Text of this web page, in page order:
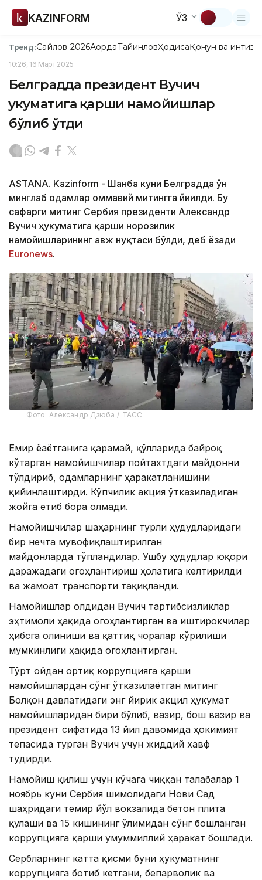
KAZINFORM ЎЗ
Тренд:Сайлов-2026АқордаТайинловҲодисаҚонун ва
10:26, 16 Март 2025
Белградда президент Вучич
ҳукуматига қарши намойишлар
бўлиб ўтди
ASTANA. Kazinform - Шанба куни Белградда ўн
минглаб одамлар оммавий митингга йиғилди. Бу
сафарги митинг Сербия президенти Александр
Вучич ҳукуматига қарши норозилик
намойишларининг авж нуқтаси бўлди, деб ёзади
Euronews.
Фото: Александр Дзюба / ТАСС
Ёмғир ёғаётганига қарамай, қўлларида байроқ
кўтарган намойишчилар пойтахтдаги майдонни
тўлдириб, одамларнинг ҳаракатланишини
қийинлаштирди. Кўпчилик акция ўтказиладиган
жойга етиб бора олмади.
Намойишчилар шаҳарнинг турли ҳудудларидаги
бир нечта мувофиқлаштирилган
майдонларда тўпландилар. Ушбу ҳудудлар юқори
даражадаги огоҳлантириш ҳолатига келтирилди
ва жамоат транспорти тақиқланди.
Намойишлар олдидан Вучич тартибсизликлар
эҳтимоли ҳақида огоҳлантирган ва иштирокчилар
ҳибсга олиниши ва қаттиқ чоралар кўрилиши
мумкинлиги ҳақида огоҳлантирган.
Тўрт ойдан ортиқ коррупцияга қарши
намойишлардан сўнг ўтказилаётган митинг
Болқон давлатидаги энг йирик акцил ҳукумат
намойишларидан бири бўлиб, вазир, бош вазир ва
президент сифатида 13 йил давомида ҳокимият
тепасида турган Вучич учун жиддий хавф
туғдирди.
Намойиш қилиш учун кўчага чиққан талабалар 1
ноябрь куни Сербия шимолидаги Нови Сад
шаҳридаги темир йўл вокзалида бетон плита
қулаши ва 15 кишининг ўлимидан сўнг бошланган
коррупцияга қарши умуммиллий ҳаракат бошлади.
Сербларнинг катта қисми буни ҳукуматнинг
коррупцияга ботиб кетгани, бепарволик ва